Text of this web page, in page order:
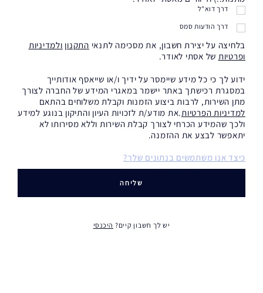
דרך דוא"ל
דרך הודעות סמס
בלחיצה על יצירת חשבון, את מסכימה לתנאי התקנון ולמדיניות
ופרטיות של אסתי לאודר.
ידוע לך כי כל מידע שיימסר על ידיך ו/או שייאסף אודותייך
במסגרת רכישתך באתר יישמר במאגרי המידע של החברה לצורך
מתן השירות, לרבות ביצוע הזמנות וקבלת משלוחים בהתאם
למדיניות הפרטיות.את מודע/ת לזכויות העיון והתיקון בנוגע למידע
ולכך שהמידע הכרחי לצורך קבלת השירות וללא מסירותו לא
יתאפשר לבצע את ההזמנה.
כיצד אנו משתמשים בנתונים שלך?
יש לך חשבון קיים? היכנסי